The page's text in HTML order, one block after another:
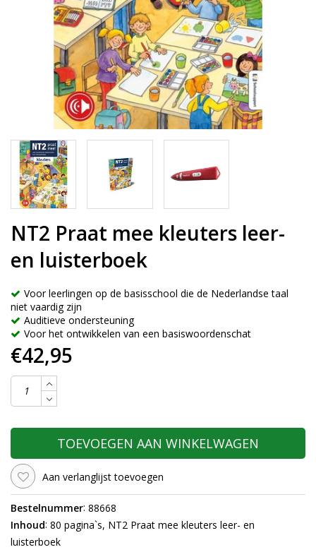
NT2 Praat mee kleuters leer-
en luisterboek
Voor leerlingen op de basisschool die de Nederlandse taal
niet vaardig zijn
Auditieve ondersteuning
Voor het ontwikkelen van een basiswoordenschat
€42,95
TOEVOEGEN AAN WINKELWAGEN
Aan verlanglijst toevoegen
Bestelnummer: 88668
Inhoud: 80 pagina`s, NT2 Praat mee kleuters leer- en
luisterboek